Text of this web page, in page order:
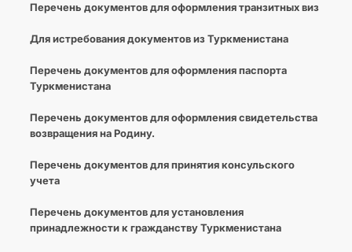
Перечень документов для оформления транзитных виз
Для истребования документов из Туркменистана
Перечень документов для оформления паспорта
Туркменистана
Перечень документов для оформления свидетельства
возвращения на Родину.
Перечень документов для принятия консульского
учета
Перечень документов для установления
принадлежности к гражданству Туркменистана